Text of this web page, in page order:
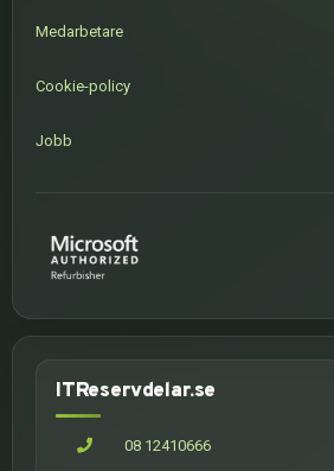
Medarbetare
Cookie-policy
Jobb
ITReservdelar.se
08 12410666